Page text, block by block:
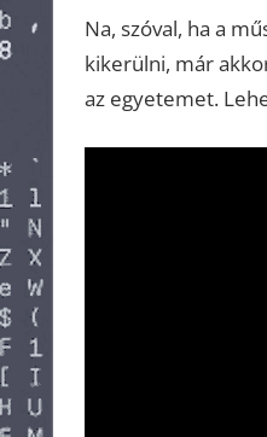
Na, szóval, ha a
kikerülni, már
az egyetemet.